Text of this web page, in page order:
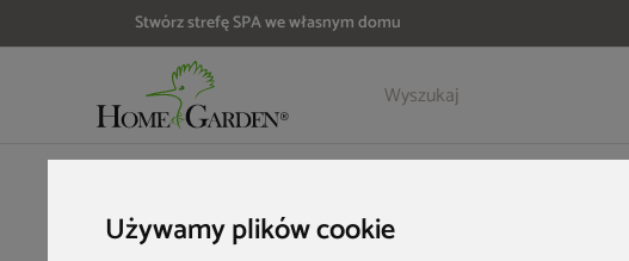
Używamy plików cookie
Stwórz strefę SPA we własnym domu
Szczegóły Opinie